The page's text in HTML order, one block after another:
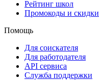
Рейтинг школ
Промокоды и скидки
Помощь
Для соискателя
Для работодателя
API сервиса
Служба поддержки